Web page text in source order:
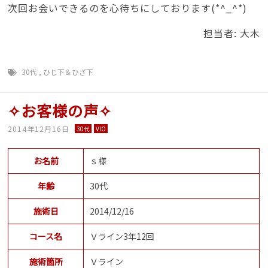
次回お会いできるのを心待ちにしております(*^_^*)
担当者: 大木
30代 , ひじ下＆ひざ下
✧お客様の声✧
2014年12月16日 30代 VIO
お名前 ｓ様
年齢 30代
施術日 2014/12/16
コース名 Ｖライン3年12回
施術箇所 Ｖライン